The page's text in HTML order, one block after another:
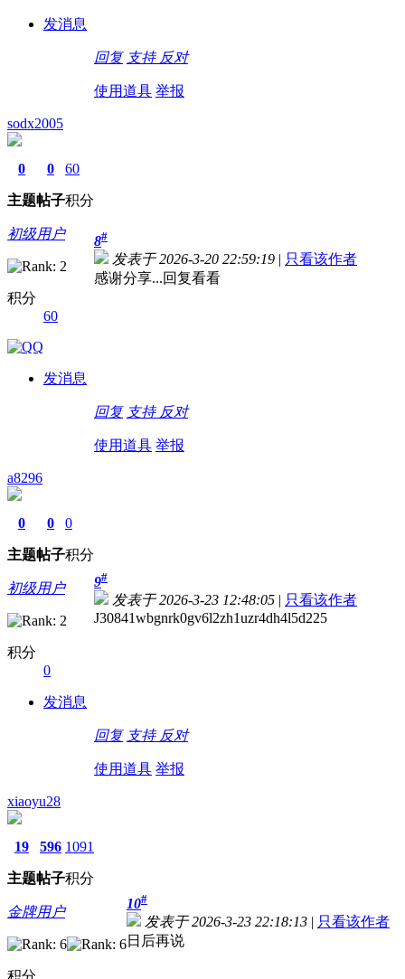
发消息
回复 支持 反对
使用道具 举报
sodx2005
0
主题
0
帖子
60
积分
初级用户
积分
60
发消息
8#
发表于 2026-3-20 22:59:19 | 只看该作者
感谢分享...回复看看
回复 支持 反对
使用道具 举报
a8296
0
主题
0
帖子
0
积分
初级用户
积分
0
发消息
9#
发表于 2026-3-23 12:48:05 | 只看该作者
J30841wbgnrk0gv6l2zh1uzr4dh4l5d225
回复 支持 反对
使用道具 举报
xiaoyu28
19
主题
596
帖子
1091
积分
金牌用户
积分
10#
发表于 2026-3-23 22:18:13 | 只看该作者
日后再说